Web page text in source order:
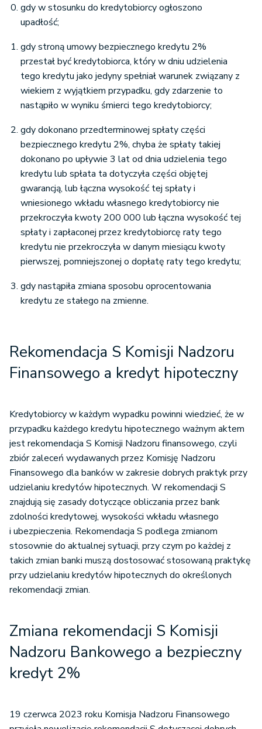
gdy w stosunku do kredytobiorcy ogłoszono
upadłość;
gdy stroną umowy bezpiecznego kredytu 2%
przestał być kredytobiorca, który w dniu udzielenia
tego kredytu jako jedyny spełniał warunek związany z
wiekiem z wyjątkiem przypadku, gdy zdarzenie to
nastąpiło w wyniku śmierci tego kredytobiorcy;
gdy dokonano przedterminowej spłaty części
bezpiecznego kredytu 2%, chyba że spłaty takiej
dokonano po upływie 3 lat od dnia udzielenia tego
kredytu lub spłata ta dotyczyła części objętej
gwarancją, lub łączna wysokość tej spłaty i
wniesionego wkładu własnego kredytobiorcy nie
przekroczyła kwoty 200 000 lub łączna wysokość tej
spłaty i zapłaconej przez kredytobiorcę raty tego
kredytu nie przekroczyła w danym miesiącu kwoty
pierwszej, pomniejszonej o dopłatę raty tego kredytu;
gdy nastąpiła zmiana sposobu oprocentowania
kredytu ze stałego na zmienne.
Rekomendacja S Komisji Nadzoru
Finansowego a kredyt hipoteczny
Kredytobiorcy w każdym wypadku powinni wiedzieć, że w
przypadku każdego kredytu hipotecznego ważnym aktem
jest rekomendacja S Komisji Nadzoru finansowego, czyli
zbiór zaleceń wydawanych przez Komisję Nadzoru
Finansowego dla banków w zakresie dobrych praktyk przy
udzielaniu kredytów hipotecznych. W rekomendacji S
znajdują się zasady dotyczące obliczania przez bank
zdolności kredytowej, wysokości wkładu własnego
i ubezpieczenia. Rekomendacja S podlega zmianom
stosownie do aktualnej sytuacji, przy czym po każdej z
takich zmian banki muszą dostosować stosowaną praktykę
przy udzielaniu kredytów hipotecznych do określonych
rekomendacji zmian.
Zmiana rekomendacji S Komisji
Nadzoru Bankowego a bezpieczny
kredyt 2%
19 czerwca 2023 roku Komisja Nadzoru Finansowego